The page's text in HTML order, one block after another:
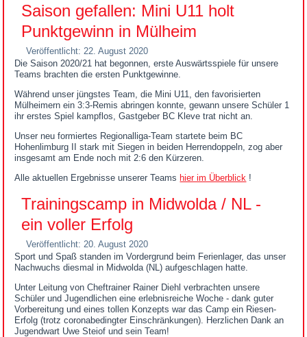
Saison gefallen: Mini U11 holt
Punktgewinn in Mülheim
Veröffentlicht: 22. August 2020
Die Saison 2020/21 hat begonnen, erste Auswärtsspiele für unsere
Teams brachten die ersten Punktgewinne.
Während unser jüngstes Team, die Mini U11, den favorisierten
Mülheimern ein 3:3-Remis abringen konnte, gewann unsere Schüler 1
ihr erstes Spiel kampflos, Gastgeber BC Kleve trat nicht an.
Unser neu formiertes Regionalliga-Team startete beim BC
Hohenlimburg II stark mit Siegen in beiden Herrendoppeln, zog aber
insgesamt am Ende noch mit 2:6 den Kürzeren.
Alle aktuellen Ergebnisse unserer Teams hier im Überblick !
Trainingscamp in Midwolda / NL -
ein voller Erfolg
Veröffentlicht: 20. August 2020
Sport und Spaß standen im Vordergrund beim Ferienlager, das unser
Nachwuchs diesmal in Midwolda (NL) aufgeschlagen hatte.
Unter Leitung von Cheftrainer Rainer Diehl verbrachten unsere
Schüler und Jugendlichen eine erlebnisreiche Woche - dank guter
Vorbereitung und eines tollen Konzepts war das Camp ein Riesen-
Erfolg (trotz coronabedingter Einschränkungen). Herzlichen Dank an
Jugendwart Uwe Steiof und sein Team!